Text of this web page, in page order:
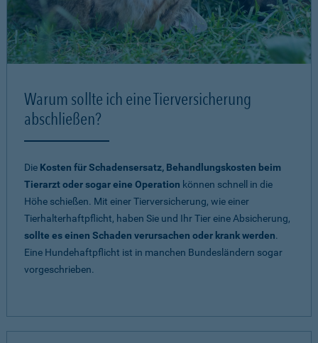
Warum sollte ich eine Tierversicherung
abschließen?
Die Kosten für Schadensersatz, Behandlungskosten beim
Tierarzt oder sogar eine Operation können schnell in die
Höhe schießen. Mit einer Tierversicherung, wie einer
Tierhalterhaftpflicht, haben Sie und Ihr Tier eine Absicherung,
sollte es einen Schaden verursachen oder krank werden.
Eine Hundehaftpflicht ist in manchen Bundesländern sogar
vorgeschrieben.